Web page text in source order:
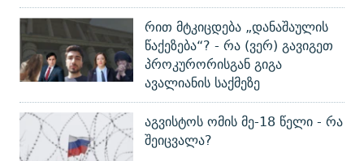
რით მტკიცდება „დანაშაულის
წაქეზება“? - რა (ვერ) გავიგეთ
პროკურორისგან გიგა
ავალიანის საქმეზე
აგვისტოს ომის მე-18 წელი - რა
შეიცვალა?